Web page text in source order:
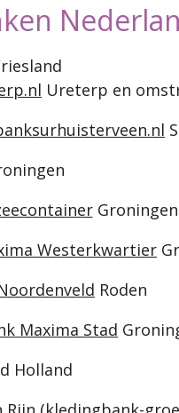
Ureterp en
Groningen
Westerkwartier
Roden
Maxima Stad
Holland